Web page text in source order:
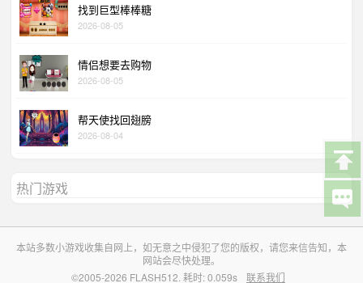
找到巨型棒棒糖
2026-08-05
情侣想要去购物
2026-08-05
帮天使找回翅膀
2026-08-04
热门游戏
本站多数小游戏收集自网上，如无意之中侵犯了您的版权，请您来信告知，本
网站会尽快处理。
©2005-2026 FLASH512. 耗时: 0.059s
联系我们